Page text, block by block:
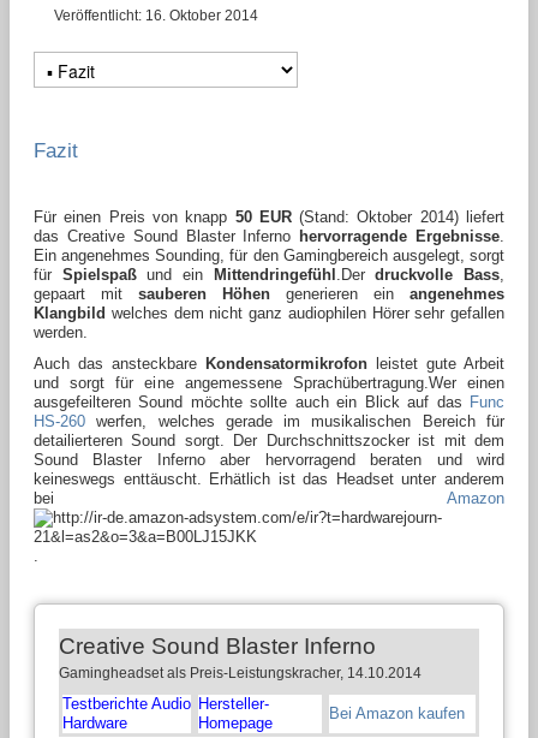
Veröffentlicht: 16. Oktober 2014
Fazit
Für einen Preis von knapp 50 EUR(Stand: Oktober 2014) liefert
das Creative Sound Blaster Inferno hervorragende Ergebnisse
Ein angenehmes Sounding, für den Gamingbereich ausgelegt, sorgt
für Spielspaßund ein Mittendringefühl Derdruckvolle Bass
gepaart mit sauberen Höhen generieren ein angenehmes
Klangbild welches dem nicht ganz audiophilen Hörer sehr gefallen
werden.
Auch das ansteckbare Kondensatormikrofon leistet gute Arbeit
und sorgt für eine angemessene Sprachübertragung. Wer einen
ausgefeilteren Sound möchte sollte auch ein Blick auf das Func
HS-260 werfen, welches gerade im musikalischen Bereich für
detailierteren Sound sorgt. Der Durchschnittszocker ist mit dem
Sound Blaster Inferno aber hervorragend beraten und wird
keineswegs enttäuscht. Erhätlich ist das Headset unter anderem
bei Amazon
Creative Sound Blaster Inferno
Gamingheadset als Preis-Leistungskracher, 14.10.2014
Testberichte Audio
Hardware
Hersteller-
Homepage
Bei Amazon kaufen